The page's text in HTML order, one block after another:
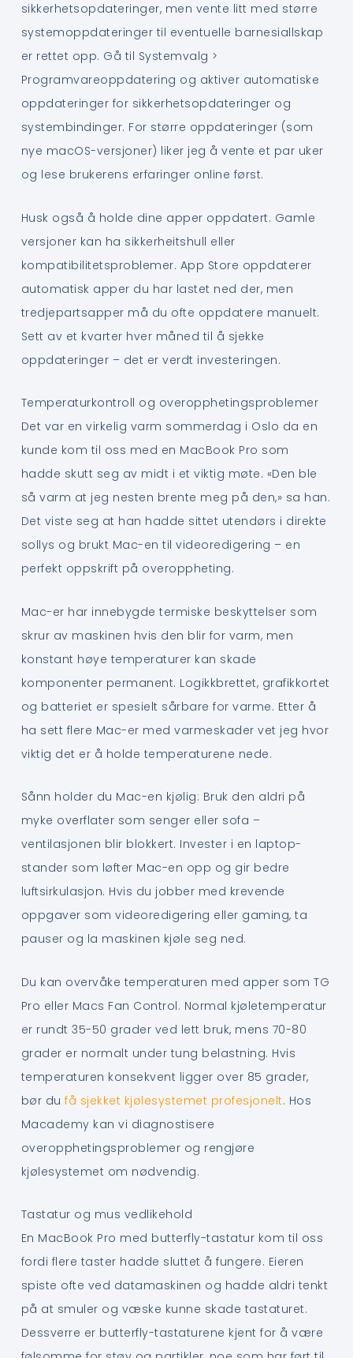
sikkerhetsopdateringer, men vente litt med større
systemoppdateringer til eventuelle barnesiallskap
er rettet opp. Gå til Systemvalg >
Programvareoppdatering og aktiver automatiske
oppdateringer for sikkerhetsopdateringer og
systembindinger. For større oppdateringer (som
nye macOS-versjoner) liker jeg å vente et par uker
og lese brukerens erfaringer online først.
Husk også å holde dine apper oppdatert. Gamle
versjoner kan ha sikkerheitshull eller
kompatibilitetsproblemer. App Store oppdaterer
automatisk apper du har lastet ned der, men
tredjepartsapper må du ofte oppdatere manuelt.
Sett av et kvarter hver måned til å sjekke
oppdateringer – det er verdt investeringen.
Temperaturkontroll og overopphetingsproblemer
Det var en virkelig varm sommerdag i Oslo da en
kunde kom til oss med en MacBook Pro som
hadde skutt seg av midt i et viktig møte. «Den ble
så varm at jeg nesten brente meg på den,» sa han.
Det viste seg at han hadde sittet utendørs i direkte
sollys og brukt Mac-en til videoredigering – en
perfekt oppskrift på overoppheting.
Mac-er har innebygde termiske beskyttelser som
skrur av maskinen hvis den blir for varm, men
konstant høye temperaturer kan skade
komponenter permanent. Logikkbrettet, grafikkortet
og batteriet er spesielt sårbare for varme. Etter å
ha sett flere Mac-er med varmeskader vet jeg hvor
viktig det er å holde temperaturene nede.
Sånn holder du Mac-en kjølig: Bruk den aldri på
myke overflater som senger eller sofa –
ventilasjonen blir blokkert. Invester i en laptop-
stander som løfter Mac-en opp og gir bedre
luftsirkulasjon. Hvis du jobber med krevende
oppgaver som videoredigering eller gaming, ta
pauser og la maskinen kjøle seg ned.
Du kan overvåke temperaturen med apper som TG
Pro eller Macs Fan Control. Normal kjøletemperatur
er rundt 35-50 grader ved lett bruk, mens 70-80
grader er normalt under tung belastning. Hvis
temperaturen konsekvent ligger over 85 grader,
bør dufå sjekket kjølesystemet profesjonelt. Hos
Macademy kan vi diagnostisere
overopphetingsproblemer og rengjøre
kjølesystemet om nødvendig.
Tastatur og mus vedlikehold
En MacBook Pro med butterfly-tastatur kom til oss
fordi flere taster hadde sluttet å fungere. Eieren
spiste ofte ved datamaskinen og hadde aldri tenkt
på at smuler og væske kunne skade tastaturet.
Dessverre er butterfly-tastaturene kjent for å være